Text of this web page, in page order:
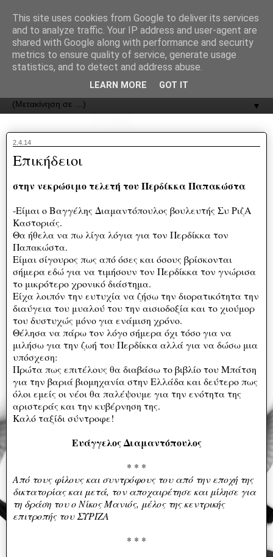
ΟΔΟΣ
▼
2.4.14
Επικήδειοι
στην νεκρώσιμο τελετή του Περδίκκα Παπακώστα
-Είμαι ο Βαγγέλης Διαμαντόπουλος βουλευτής Συ ΡιζΑ
Καστοριάς.
Θα ήθελα να πω λίγα λόγια για τον Περδίκκα τον
Παπακώστα.
Είμαι σίγουρος πως από όσες και όσους βρίσκονται
σήμερα εδώ για να τιμήσουν τον Περδίκκα τον γνώρισα
το μικρότερο χρονικό διάστημα.
Είχα λοιπόν την ευτυχία να ζήσω την διορατικότητα την
διαύγεια του μυαλού του την αισιοδοξία και το χιούμορ
του δυστυχώς μόνο για ενάμιση χρόνο.
Θέλησα να πάρω τον λόγο σήμερα όχι τόσο για να
μιλήσω για την ζωή του Περδίκκα αλλά για να δώσω μια
υπόσχεση:
Πρώτα πως επιτέλους θα διαβάσω το βιβλίο του Μπάτση
για την βαριά βιομηχανία στην Ελλάδα και δεύτερο πως
όλοι εμείς οι νέοι θα παλέψουμε για την ενότητα της
αριστεράς και την κυβέρνηση της.
Καλό ταξίδι σύντροφε!
Ευάγγελος Διαμαντόπουλος
* * *
Από τους φίλους και συντρόφους του από την εποχή της
δικτατορίας και μετά, τον αποχαιρέτησε και μίλησε για
τη δράση του ο Νίκος Μανιός, μέλος της κεντρικής
επιτροπής του ΣΥΡΙΖΑ
* * *
This site uses cookies from Google to deliver its services
and to analyze traffic. Your IP address and user-agent are
shared with Google along with performance and security
metrics to ensure quality of service, generate usage
statistics, and to detect and address abuse.
LEARN MORE GOT IT